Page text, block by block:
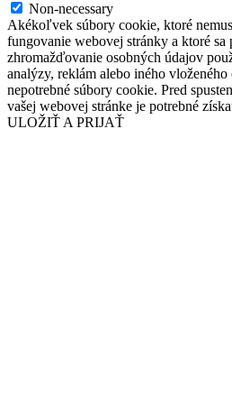
Non-necessary
Akékoľvek súbory cookie, ktoré
fungovanie webovej stránky a ktoré sa
zhromažďovanie osobných údajov
analýzy, reklám alebo iného vloženého
nepotrebné súbory cookie. Pred
vašej webovej stránke je potrebné
ULOŽIŤ A PRIJAŤ